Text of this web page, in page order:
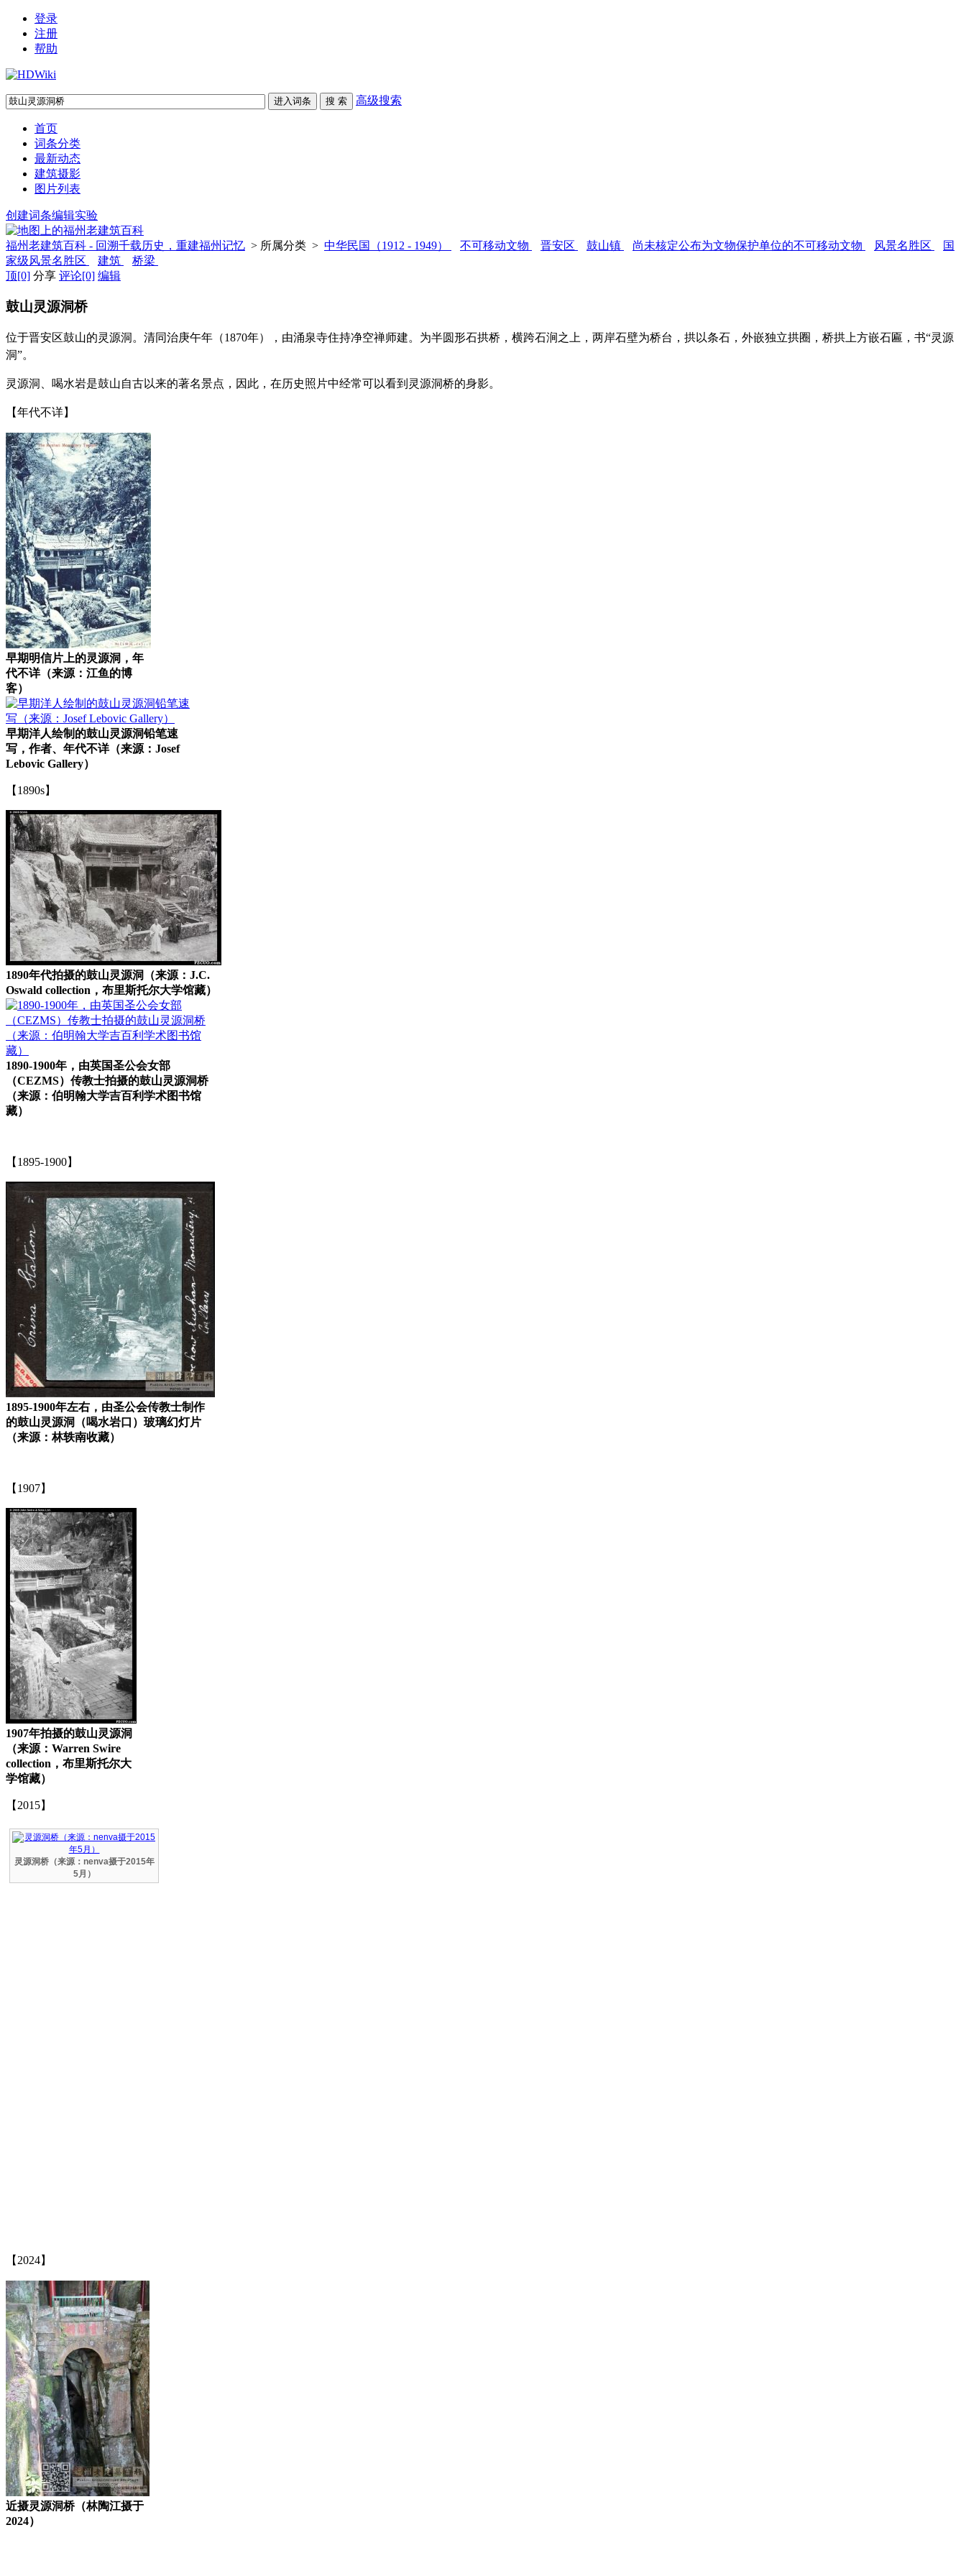
登录
注册
帮助
高级搜索
首页
词条分类
最新动态
建筑摄影
图片列表
创建词条编辑实验
福州老建筑百科 - 回溯千载历史，重建福州记忆 > 所属分类 > 中华民国（1912 - 1949） 不可移动文物 晋安区 鼓山镇 尚未核定公布为文物保护单位的不可移动文物 风景名胜区
国
家级风景名胜区
建筑
桥梁
顶[0] 分享 评论[0] 编辑
鼓山灵源洞桥
位于晋安区鼓山的灵源洞。 清同治庚午年（1870年），由涌泉寺住持净空禅师建。为半圆形石拱桥， 横跨石涧之上，两岸石壁为桥台，拱以条石，外嵌独立拱圈，桥拱上方嵌石匾，书“灵源
洞”。
灵源洞、喝水岩是鼓山自古以来的著名景点，因此，在历史照片中经常可以看到灵源洞桥的身影。
【年代不详】
早期明信片上的灵源洞，年
代不详（来源：江鱼的博
客）
早期洋人绘制的鼓山灵源洞铅笔速
写，作者、年代不详（来源：Josef
Lebovic Gallery）
【1890s】
1890年代拍摄的鼓山灵源洞（来源：J.C.
Oswald collection，布里斯托尔大学馆藏）
1890-1900年，由英国圣公会女部
（CEZMS）传教士拍摄的鼓山灵源洞桥
（来源：伯明翰大学吉百利学术图书馆
藏）
【1895-1900】
1895-1900年左右，由圣公会传教士制作
的鼓山灵源洞（喝水岩口）玻璃幻灯片
（来源：林轶南收藏）
【1907】
1907年拍摄的鼓山灵源洞
（来源：Warren Swire
collection，布里斯托尔大
学馆藏）
【2015】
灵源洞桥（来源：nenva摄于2015年
5月）
【2024】
近摄灵源洞桥（林陶江摄于
2024）